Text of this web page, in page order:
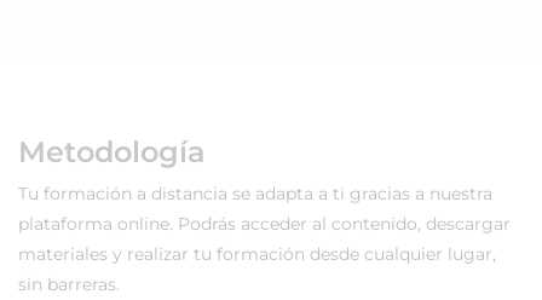
Metodología
Tu formación a distancia se adapta a ti gracias a nuestra
plataforma online. Podrás acceder al contenido, descargar
materiales y realizar tu formación desde cualquier lugar,
sin barreras.